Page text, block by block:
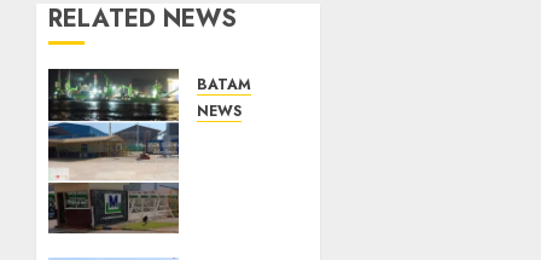
RELATED NEWS
BATAM
NEWS